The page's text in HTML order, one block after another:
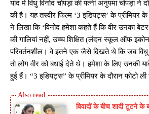
याद में विधु विनोद चोपड़ा की पत्नी अनुपमा चोपड़ा ने
की है। यह तस्वीर फिल्म ‘3 इडियट्स’ के प्रीमियर
ने लिखा कि ‘विनोद हमेशा कहते हैं कि वीर उनका
की गालियां नहीं, उच्च शिक्षित (लंदन स्कूल ऑफ
परिवर्तनशील। वे इतने एक जैसे दिखते थे कि जब विधु
तो लोग वीर को बधाई देते थे। हमेशा के लिए उनकी
हुई हैं। “3 इडियट्स” के प्रीमियर के दौरान फोटो ली
विवादों के बीच शादी टूटने